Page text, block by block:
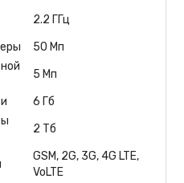
2.2 ГГц
50 Мп
5 Мп
6 Гб
2 Тб
GSM, 2G, 3G, 4G LTE,
VoLTE